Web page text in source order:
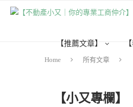
【推薦文章】
Home 所有文章
【小又專欄